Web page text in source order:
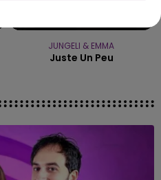
JUNGELI & EMMA
Juste Un Peu